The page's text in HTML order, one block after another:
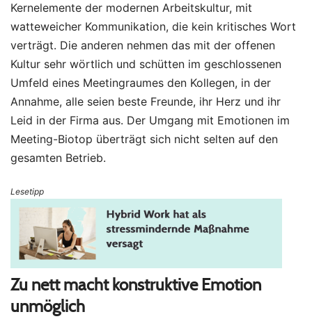
Kernelemente der modernen Arbeitskultur, mit
watteweicher Kommunikation, die kein kritisches Wort
verträgt. Die anderen nehmen das mit der offenen
Kultur sehr wörtlich und schütten im geschlossenen
Umfeld eines Meetingraumes den Kollegen, in der
Annahme, alle seien beste Freunde, ihr Herz und ihr
Leid in der Firma aus. Der Umgang mit Emotionen im
Meeting-Biotop überträgt sich nicht selten auf den
gesamten Betrieb.
Lesetipp
Zu nett macht konstruktive Emotion
unmöglich